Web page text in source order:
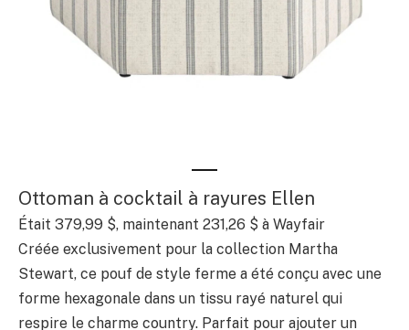
Ottoman à cocktail à rayures Ellen
Était 379,99 $, maintenant 231,26 $ à Wayfair
Créée exclusivement pour la collection Martha
Stewart, ce pouf de style ferme a été conçu avec une
forme hexagonale dans un tissu rayé naturel qui
respire le charme country. Parfait pour ajouter un